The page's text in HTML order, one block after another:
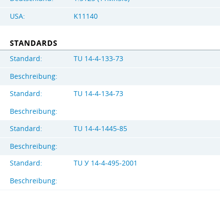
USA:
K11140
STANDARDS
Standard:
TU 14-4-133-73
Beschreibung:
Standard:
TU 14-4-134-73
Beschreibung:
Standard:
TU 14-4-1445-85
Beschreibung:
Standard:
TU У 14-4-495-2001
Beschreibung: